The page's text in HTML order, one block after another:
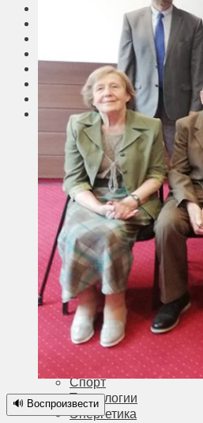
Выбор читателей
Армия
Сейм Литвы
Культура
Больше
Фоторепортаж
Туризм
ЛК рекомендует
Сеньорам
Образование
Здравоохранение
Экология
Происшествия
Приграничье
Деньги
Визиты
Выборы
Агроновости
Едим дома
Ищу семью
Духовное пространство
Спорт
Технологии
Энергетика
🔊 Воспроизвести